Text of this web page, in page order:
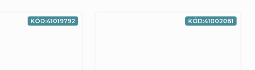
KÓD:41019792 KÓD:41002061